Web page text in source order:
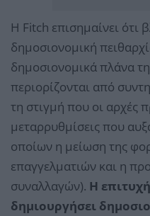
Η Fitch επισημαίνει ότι
δημοσιονομική
δημοσιονομικά πλάνα
περιορίζονται από
τη στιγμή που οι αρχές
μεταρρυθμίσεις που
οποίων η μείωση της
επαγγελματιών και η
συναλλαγών). Η
δημιουργήσει